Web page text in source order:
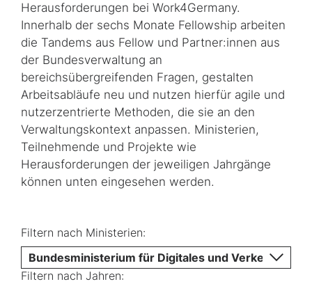
Herausforderungen bei Work4Germany.
Innerhalb der sechs Monate Fellowship arbeiten
die Tandems aus Fellow und Partner:innen aus
der Bundesverwaltung an
bereichsübergreifenden Fragen, gestalten
Arbeitsabläufe neu und nutzen hierfür agile und
nutzerzentrierte Methoden, die sie an den
Verwaltungskontext anpassen. Ministerien,
Teilnehmende und Projekte wie
Herausforderungen der jeweiligen Jahrgänge
können unten eingesehen werden.
Filtern nach Ministerien:
Bundesministerium für Digitales und Verkehr
Filtern nach Jahren: